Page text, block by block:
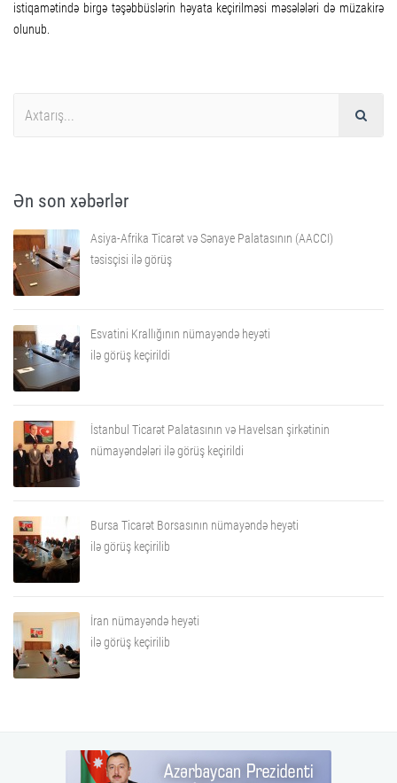
istiqamətində birgə təşəbbüslərin həyata keçirilməsi məsələləri də müzakirə
olunub.
Ən son xəbərlər
Asiya-Afrika Ticarət və Sənaye Palatasının (AACCI)
təsisçisi ilə görüş
Esvatini Krallığının nümayəndə heyəti
ilə görüş keçirildi
İstanbul Ticarət Palatasının və Havelsan şirkətinin
nümayəndələri ilə görüş keçirildi
Bursa Ticarət Borsasının nümayəndə heyəti
ilə görüş keçirilib
İran nümayəndə heyəti
ilə görüş keçirilib